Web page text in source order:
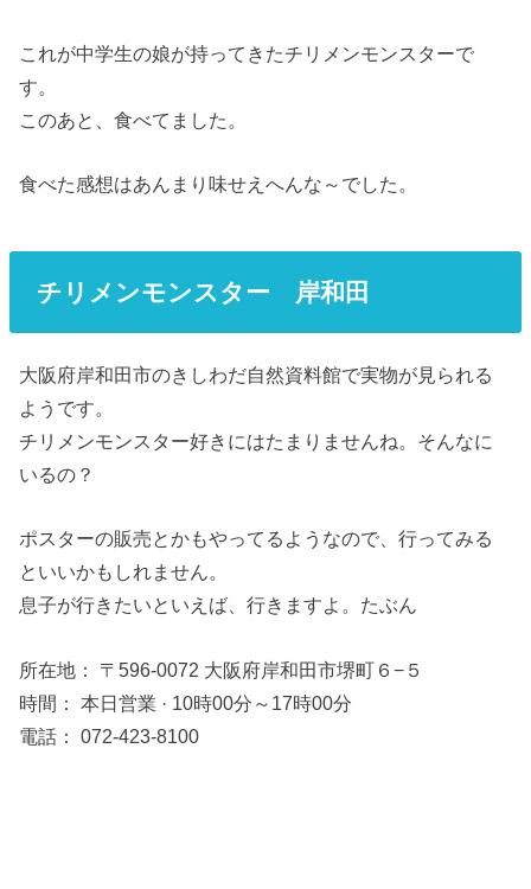
これが中学生の娘が持ってきたチリメンモンスターで
す。
このあと、食べてました。
食べた感想はあんまり味せえへんな～でした。
チリメンモンスター 岸和田
大阪府岸和田市のきしわだ自然資料館で実物が見られる
ようです。
チリメンモンスター好きにはたまりませんね。そんなに
いるの？
ポスターの販売とかもやってるようなので、行ってみる
といいかもしれません。
息子が行きたいといえば、行きますよ。たぶん
所在地： 〒596-0072 大阪府岸和田市堺町６−５
時間： 本日営業 · 10時00分～17時00分
電話： 072-423-8100